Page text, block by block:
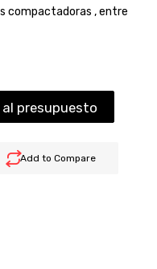
compactadoras , entre
Add to Compare
presupuesto